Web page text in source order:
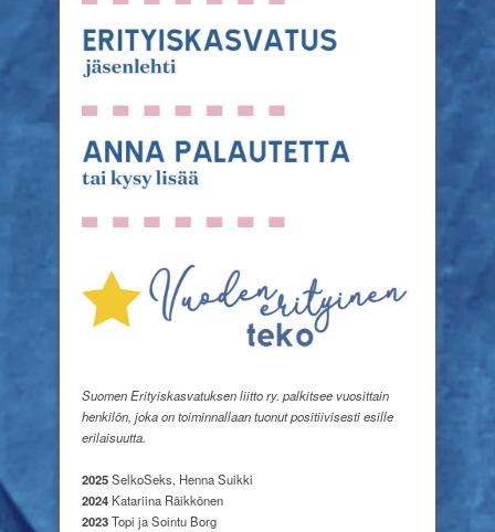
Suomen Erityiskasvatuksen liitto ry. palkitsee vuosittain
henkilön, joka on toiminnallaan tuonut positiivisesti esille
erilaisuutta.
2025SelkoSeks, Henna Suikki
2024 Katariina Räikkönen
2023Topi ja Sointu Borg